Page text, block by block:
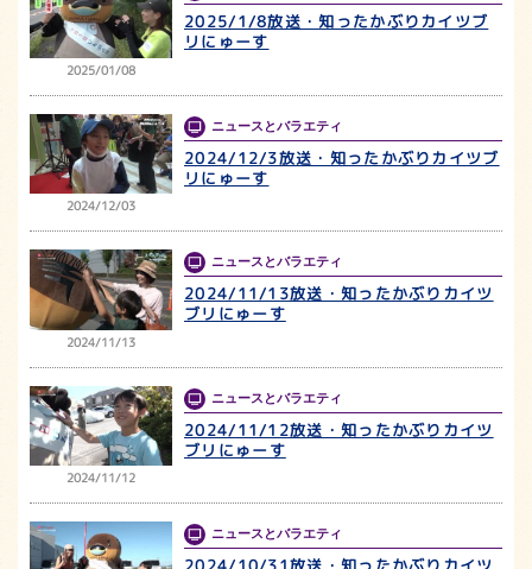
2025/01/08
2025/1/8放送・知ったかぶりカイツブ
リにゅーす
2024/12/03
ニュースとバラエティ
2024/12/3放送・知ったかぶりカイツブ
リにゅーす
2024/11/13
ニュースとバラエティ
2024/11/13放送・知ったかぶりカイツ
ブリにゅーす
2024/11/12
ニュースとバラエティ
2024/11/12放送・知ったかぶりカイツ
ブリにゅーす
ニュースとバラエティ